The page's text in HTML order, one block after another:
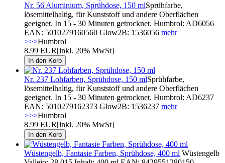
Nr. 56 Aluminium, Sprühdose, 150 mlSprühfarbe,
lösemittelhaltig, für Kunststoff und andere Oberflächen
geeignet. In 15 - 30 Minuten getrocknet. Humbrol: AD6056
EAN: 5010279160560 Glow2B: 1536056 mehr
>>>Humbrol
8.99 EUR[inkl. 20% MwSt]
Nr. 237 Lohfarben, Sprühdose, 150 mlSprühfarbe,
lösemittelhaltig, für Kunststoff und andere Oberflächen
geeignet. In 15 - 30 Minuten getrocknet. Humbrol: AD6237
EAN: 5010279162373 Glow2B: 1536237 mehr
>>>Humbrol
8.99 EUR[inkl. 20% MwSt]
Wüstengelb, Fantasie Farben, Sprühdose, 400 ml Wüstengelb